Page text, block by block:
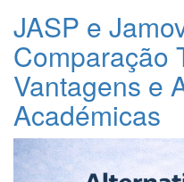
JASP e
Comparação
Vantagens e
Académicas